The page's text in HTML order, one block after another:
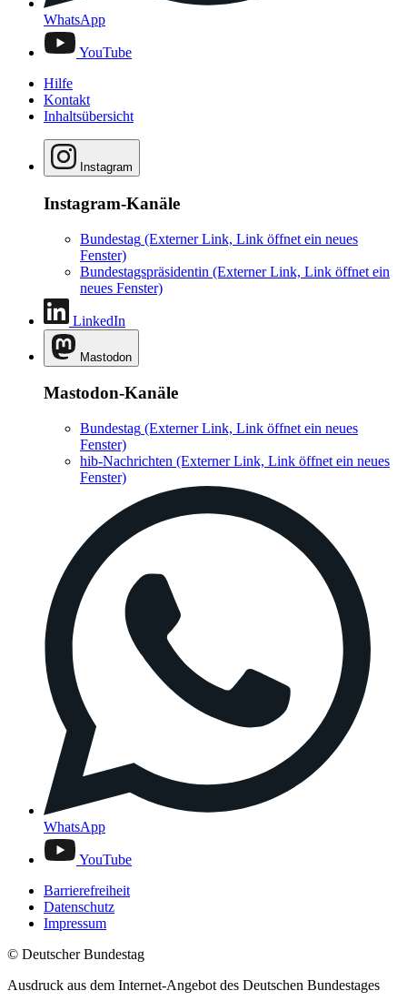
WhatsApp
YouTube
Hilfe
Kontakt
Inhaltsübersicht
Instagram
Instagram-Kanäle
Bundestag (Externer Link, Link öffnet ein neues
Fenster)
Bundestagspräsidentin (Externer Link, Link öffnet ein
neues Fenster)
LinkedIn
Mastodon
Mastodon-Kanäle
Bundestag (Externer Link, Link öffnet ein neues
Fenster)
hib-Nachrichten (Externer Link, Link öffnet ein neues
Fenster)
WhatsApp
YouTube
Barrierefreiheit
Datenschutz
Impressum
© Deutscher Bundestag
Ausdruck aus dem Internet-Angebot des Deutschen Bundestages